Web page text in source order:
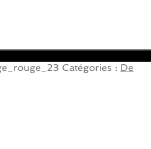
Catégories : De